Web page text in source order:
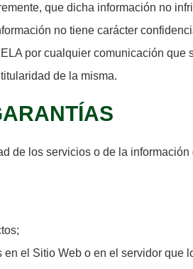
que dicha información no
no tiene carácter
por cualquier comunicación
de la misma.
de los servicios o de la
el Sitio Web o en el servidor que